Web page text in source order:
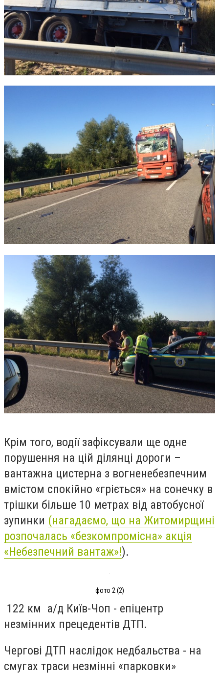
Крім того, водії зафіксували ще одне
порушення на цій ділянці дороги –
вантажна цистерна з вогненебезпечним
вмістом спокійно «гріється» на сонечку в
трішки більше 10 метрах від автобусної
зупинки (нагадаємо, що на Житомирщині
розпочалась «безкомпромісна» акція
«Небезпечний вантаж»!).
фото 2 (2)
122 км а/д Київ-Чоп - епіцентр
незмінних прецедентів ДТП.
Чергові ДТП наслідок недбальства - на
смугах траси незмінні «парковки»